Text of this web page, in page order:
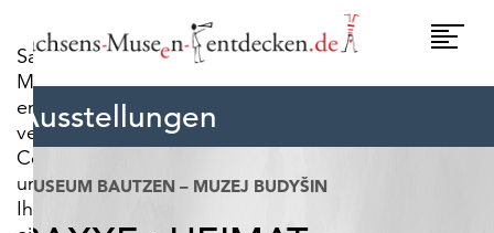
Sachsens-
Museen-
entdecken.de
verwendet
Cookies,
um
Ihnen
Ausstellungen
MUSEUM BAUTZEN – MUZEJ BUDYŠIN